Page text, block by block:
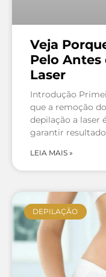
Veja
Pelo Antes
Laser
Introdução
que a remoção
depilação a laser
garantir
LEIA MAIS »
DEPILAÇÃO